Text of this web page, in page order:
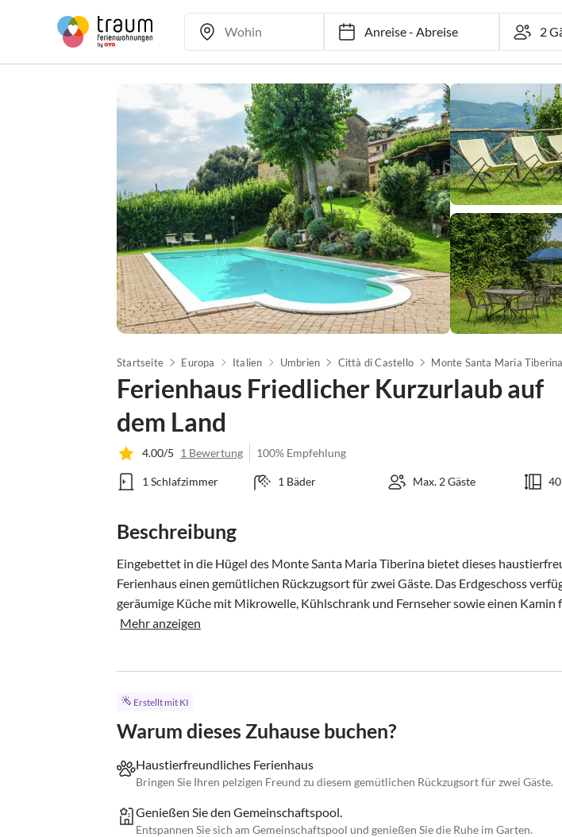
Anreise-Abreise
Startseite Europa Italien Umbrien Città di Castello Monte Santa Maria Tiberina
Ferienhaus Friedlicher Kurzurlaub auf
dem Land
4.00/5 1 Bewertung 100% Empfehlung
1 Schlafzimmer 1 Bäder Max. 2 Gäste 40
Beschreibung
Eingebettet in die Hügel des Monte Santa Maria Tiberina bietet dieses
Ferienhaus einen gemütlichen Rückzugsort für zwei Gäste. Das Erdgeschoss
geräumige Küche mit Mikrowelle, Kühlschrank und Fernseher sowie einen Kamin
Mehr anzeigen
Erstellt mit KI
Warum dieses Zuhause buchen?
Haustierfreundliches Ferienhaus
Bringen Sie Ihren pelzigen Freund zu diesem gemütlichen Rückzugsort für zwei Gäste.
Genießen Sie den Gemeinschaftspool.
Entspannen Sie sich am Gemeinschaftspool und genießen Sie die Ruhe im Garten.